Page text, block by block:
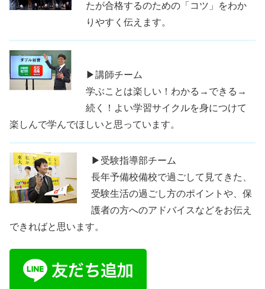
たが合格するのための「コツ」をわか
りやすく伝えます。
▶講師チーム
学ぶことは楽しい！わかる→できる→
続く！よい学習サイクルを身につけて
楽しんで学んでほしいと思っています。
▶受験指導部チーム
長年予備校備校で過ごして見てきた、
受験生活の過ごし方のポイントや、保
護者の方へのアドバイスなどをお伝え
できればと思います。